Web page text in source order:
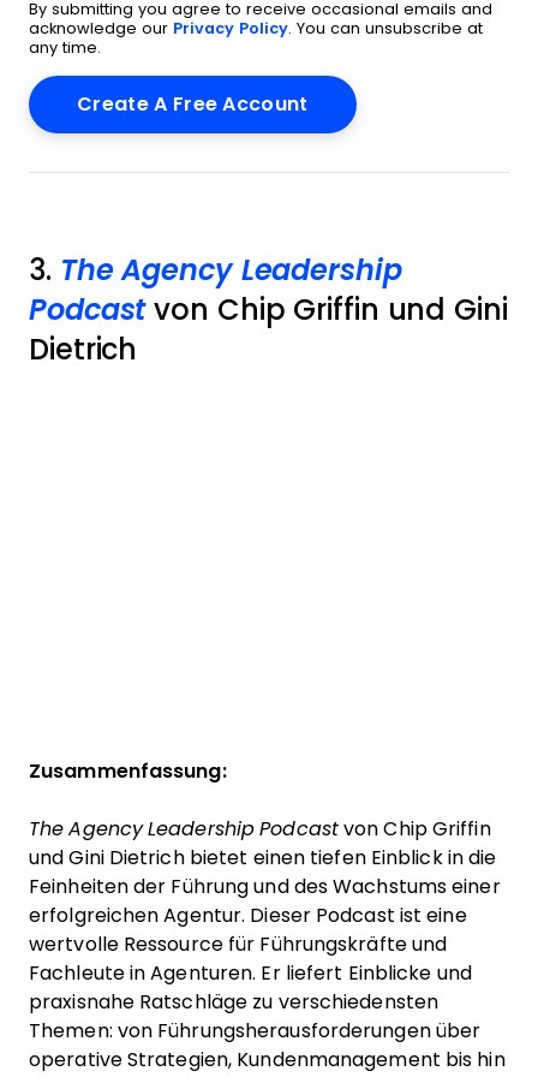
By submitting you agree to receive occasional emails and
acknowledge our Privacy Policy . You can unsubscribe at
any time.
3. The Agency Leadership
Podcastvon Chip Griffin und Gini
Dietrich
Zusammenfassung:
The Agency Leadership Podcastvon Chip Griffin
und Gini Dietrich bietet einen tiefen Einblick in die
Feinheiten der Führung und des Wachstums einer
erfolgreichen Agentur. Dieser Podcast ist eine
wertvolle Ressource für Führungskräfte und
Fachleute in Agenturen. Er liefert Einblicke und
praxisnahe Ratschläge zu verschiedensten
Themen: von Führungsherausforderungen über
operative Strategien, Kundenmanagement bis hin